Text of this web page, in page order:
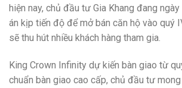
hiện nay, chủ đầu tư Gia Khang đang
án kịp tiến độ để mở bán căn hộ vào quý
sẽ thu hút nhiều khách hàng tham gia.
King Crown Infinity dự kiến bàn giao từ
chuẩn bàn giao cao cấp, chủ đầu tư